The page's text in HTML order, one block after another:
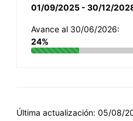
01/09/2025 - 30/12/
Avance al 30/06/2026:
24%
Última actualización: 05/08/